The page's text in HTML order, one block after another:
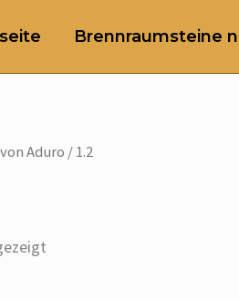
Brennraumsteine
Aduro / 1.2